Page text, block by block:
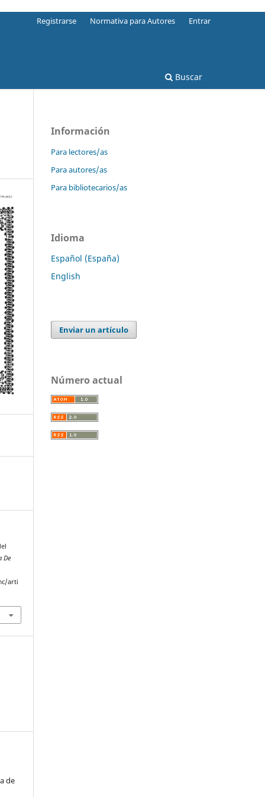
Buscar
Registrarse Normativa para Autores Entrar
De
arti
de
Información
Para lectores/as
Para autores/as
Para bibliotecarios/as
Idioma
Español (España)
English
Enviar un artículo
Número actual